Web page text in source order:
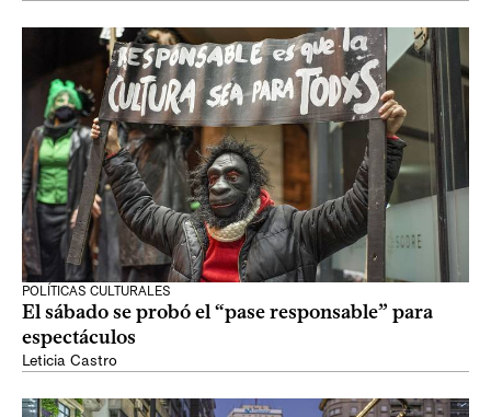
POLÍTICAS CULTURALES
El sábado se probó el “pase responsable” para
espectáculos
Leticia Castro